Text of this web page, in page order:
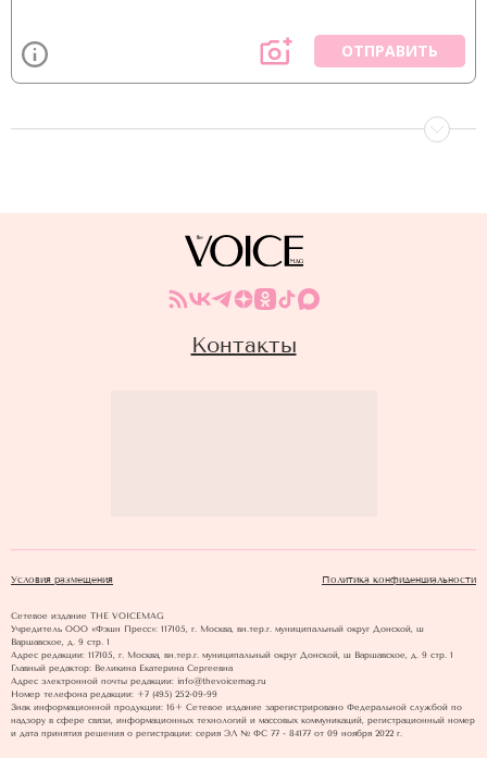
ОТПРАВИТЬ
Контакты
Условия размещения Политика конфиденциальности
Сетевое издание THE VOICEMAG
Учредитель ООО «Фэшн Пресс»: 117105, г. Москва, вн.тер.г. муниципальный округ Донской, ш
Варшавское, д. 9 стр. 1
Адрес редакции: 117105, г. Москва, вн.тер.г. муниципальный округ Донской, ш Варшавское, д. 9 стр. 1
Главный редактор: Великина Екатерина Сергеевна
Адрес электронной почты редакции: info@thevoicemag.ru
Номер телефона редакции: +7 (495) 252-09-99
Знак информационной продукции: 16+ Cетевое издание зарегистрировано Федеральной службой по
надзору в сфере связи, информационных технологий и массовых коммуникаций, регистрационный номер
и дата принятия решения о регистрации: серия ЭЛ № ФС 77 - 84177 от 09 ноября 2022 г.